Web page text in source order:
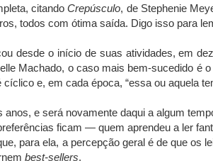
citandoCrepúsculo, de Stephenie
todos com ótima saída. Digo isso para
desde o início de suas atividades, em
Machado, o caso mais bem-sucedido é
e, em cada época, “essa ou aquela
e será novamente daqui a algum
ficam — quem aprendeu a ler
para ela, a percepção geral é de que
best-sellers.